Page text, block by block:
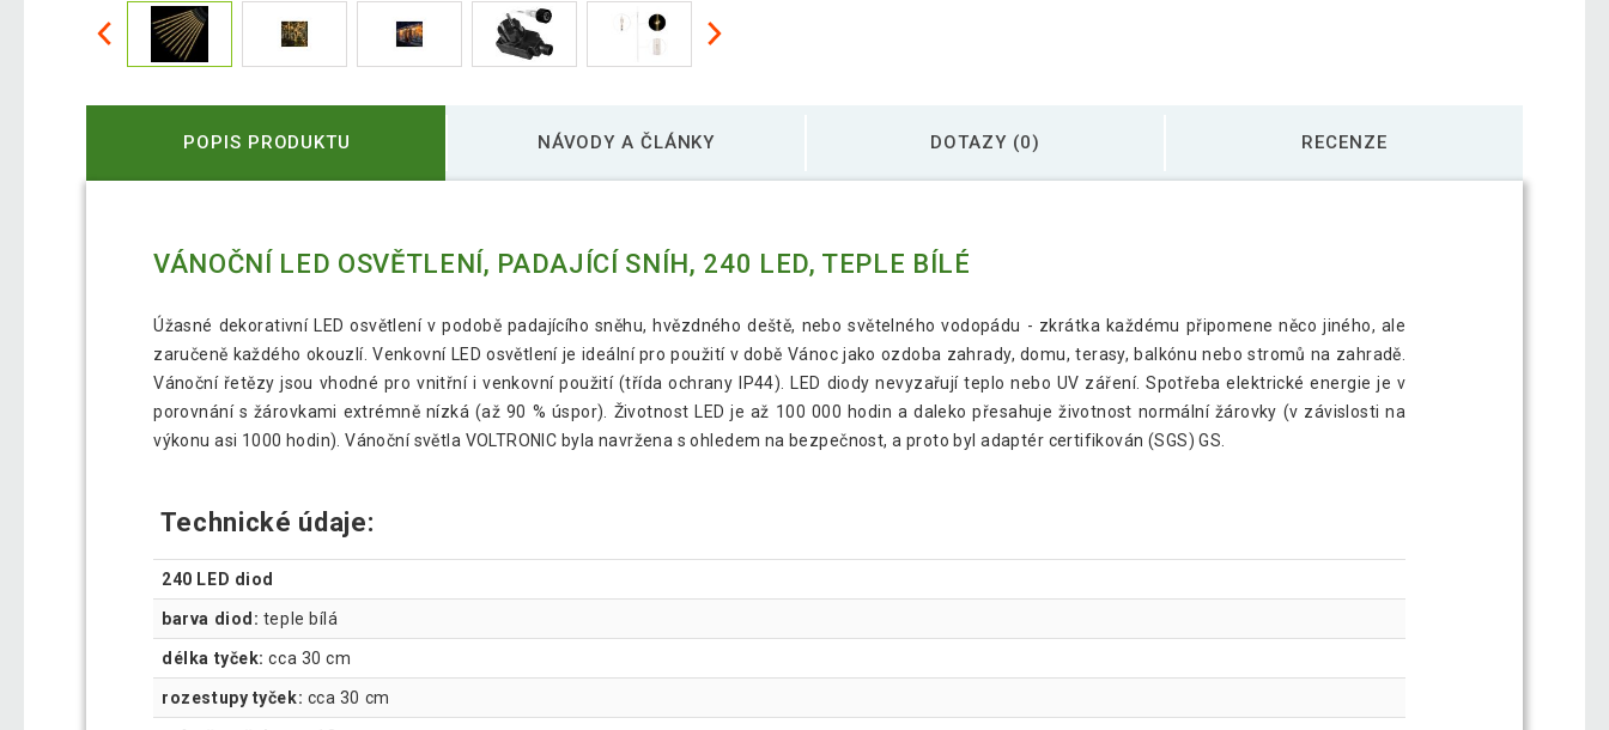
POPIS PRODUKTU NÁVODY A ČLÁNKY DOTAZY (0) RECENZE
VÁNOČNÍ LED OSVĚTLENÍ, PADAJÍCÍ SNÍH, 240 LED, TEPLE BÍLÉ
Úžasné dekorativní LED osvětlení v podobě padajícího sněhu, hvězdného deště, nebo světelného vodopádu - zkrátka každému připomene něco jiného, ale
zaručeně každého okouzlí. Venkovní LED osvětlení je ideální pro použití v době Vánoc jako ozdoba zahrady, domu, terasy, balkónu nebo stromů na zahradě.
Vánoční řetězy jsou vhodné pro vnitřní i venkovní použití (třída ochrany IP44). LED diody nevyzařují teplo nebo UV záření. Spotřeba elektrické energie je v
porovnání s žárovkami extrémně nízká (až 90 % úspor). Životnost LED je až 100 000 hodin a daleko přesahuje životnost normální žárovky (v závislosti na
výkonu asi 1000 hodin). Vánoční světla VOLTRONIC byla navržena s ohledem na bezpečnost, a proto byl adaptér certifikován (SGS) GS.
Technické údaje:
240 LED diod
barva diod: teple bílá
délka tyček: cca 30 cm
rozestupy tyček: cca 30 cm